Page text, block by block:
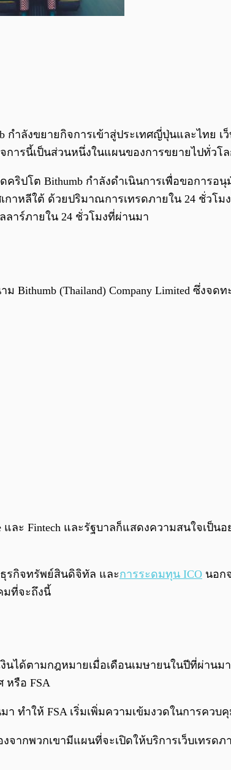
ำลังขยายกิจการเข้าสู่ประเทศญี่ปุ่นและไทย
การนี้เป็นส่วนหนึ่งในแผนของการขยายไปทั่วโ
คริปโต Bithumb กำลังดำเนินการเพื่อขอการ
าหลีใต้ ด้วยปริมาณการเทรดภายใน 24 ชั่วโม
ลาร์ภายใน 24 ชั่วโมงที่ผ่านมา
Bithumb (Thailand) Company Limited ซึ่ง
ละ Fintech และรัฐบาลก็แสดงความสนใจเป็
รกิจทรัพย์สินดิจิทัล และการระดมทุน ICO นอก
มที่จะถึงนี้
นได้ตามกฎหมายเมื่อเดือนเมษายนในปีที่ผ่านม
หรือ FSA
า ทำให้ FSA เริ่มเพิ่มความเข้มงวดในการคว
จากพวกเขามีแผนที่จะเปิดให้บริการเว็บเทรด